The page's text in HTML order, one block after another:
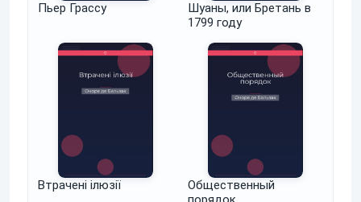
Пьер Грассу
Шуаны, или Бретань в
1799 году
Втрачені ілюзії
Общественный